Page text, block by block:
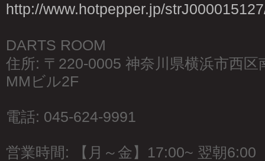
http://www.hotpepper.jp/
DARTS ROOM
住所: 〒220-0005 神奈川県横浜市西区
MMビル2F
電話: 045-624-9991
営業時間: 【月～金】17:00~ 翌朝6:00